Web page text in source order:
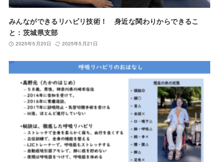
みんなができるリハビリ技術！ 身近な関わりからできるこ
と：茨城県支部
2025年5月20日 2025年5月21日